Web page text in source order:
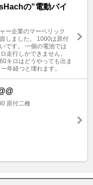
の"電動バイ
ー企業のマーベリック
しました。 1000は原付
です。 一個の電池では
走行しかできません。
キロはどうやっても出ま
年経つと壊れます。
原付二種